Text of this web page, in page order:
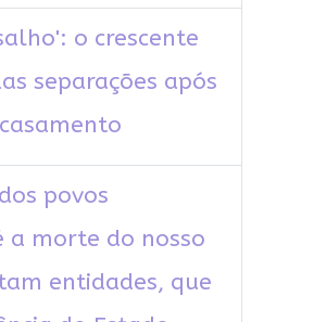
o crescente
separações após
povos
a morte do nosso
entidades, que